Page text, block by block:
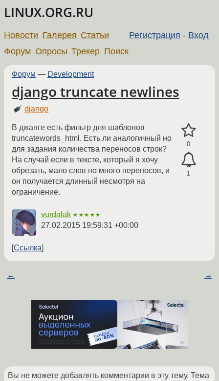
LINUX.ORG.RU
Регистрация - Вход
Новости Галерея Статьи
Форум Опросы Трекер Поиск
Форум — Development
django truncate newlines
django
0
1
В джанге есть фильтр для шаблонов
truncatewords_html. Есть ли аналогичный но
для задания количества переносов строк?
На случай если в тексте, который я хочу
обрезать, мало слов но много переносов, и
он получается длинный несмотря на
ограничение.
vurdalak ★★★★★
27.02.2015 19:59:31 +00:00
Ссылка
← →
Вы не можете добавлять комментарии в эту тему. Тема